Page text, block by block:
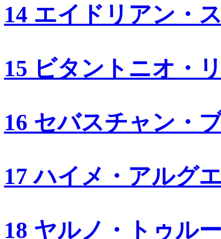
14 エイドリアン・
15 ビタントニオ・
16 セバスチャン・
17 ハイメ・アルグ
18 ヤルノ・トゥル